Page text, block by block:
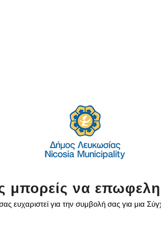
μπορείς να
ευχαριστεί για την συμβολή σας για μια